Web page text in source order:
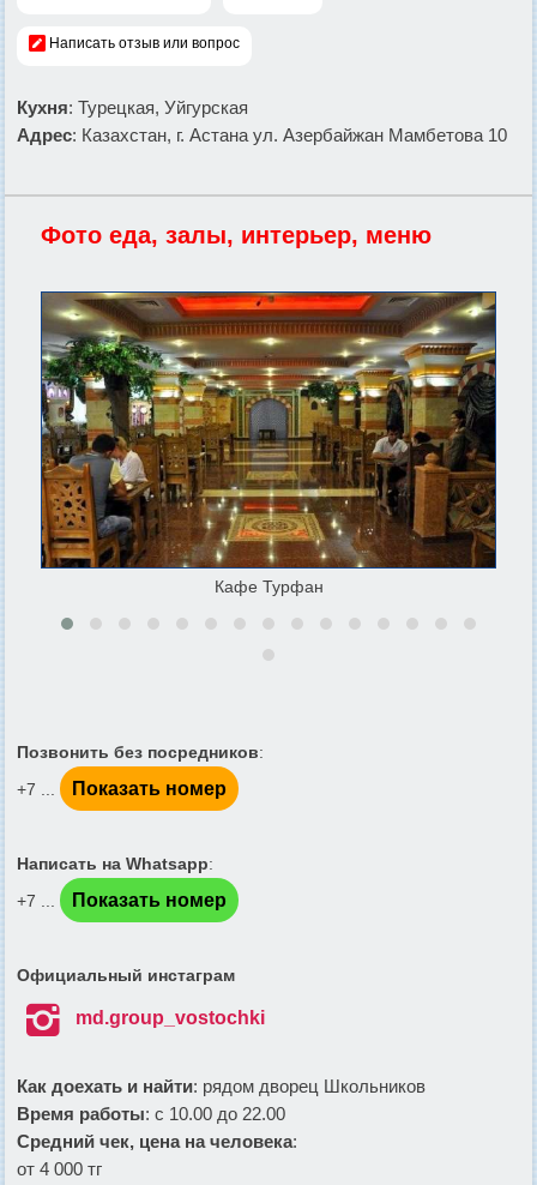
Написать отзыв или вопрос
Кухня: Турецкая, Уйгурская
Адрес: Казахстан, г. Астана ул. Азербайжан Мамбетова 10
Фото еда, залы, интерьер, меню
Кафе Турфан
Позвонить без посредников:
+7 ...
Показать номер
Написать на Whatsapp:
+7 ...
Показать номер
Официальный инстаграм
 md.group_vostochki
Как доехать и найти: рядом дворец Школьников
Время работы: с 10.00 до 22.00
Средний чек, цена на человека:
от 4 000 тг